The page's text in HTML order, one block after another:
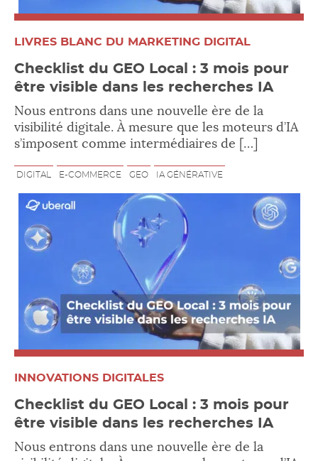
LIVRES BLANC DU MARKETING DIGITAL
Checklist du GEO Local : 3 mois pour
être visible dans les recherches IA
Nous entrons dans une nouvelle ère de la
visibilité digitale. À mesure que les moteurs d’IA
s’imposent comme intermédiaires de […]
DIGITAL E-COMMERCE GEO IA GÉNÉRATIVE
INNOVATIONS DIGITALES
Checklist du GEO Local : 3 mois pour
être visible dans les recherches IA
Nous entrons dans une nouvelle ère de la